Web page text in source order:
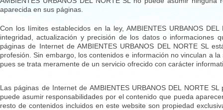
aparecida en sus páginas.
Con los límites establecidos en la ley, AMBIENTES URBANOS
integridad, actualización y precisión de los datos o informaciones
páginas de Internet de AMBIENTES URBANOS DEL NORTE SL
profesión. Sin embargo, los contenidos e información no vinculan a
pues se trata meramente de un servicio ofrecido con carácter
Las páginas de Internet de AMBIENTES URBANOS DEL NORTE
puede asumir responsabilidades por el contenido que pueda
resto de contenidos incluidos en este website son propiedad